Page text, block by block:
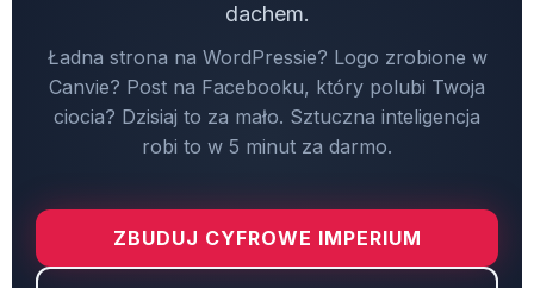
dachem.
Ładna strona na WordPressie? Logo zrobione w
Canvie? Post na Facebooku, który polubi Twoja
ciocia? Dzisiaj to za mało. Sztuczna inteligencja
robi to w 5 minut za darmo.
ZBUDUJ CYFROWE IMPERIUM